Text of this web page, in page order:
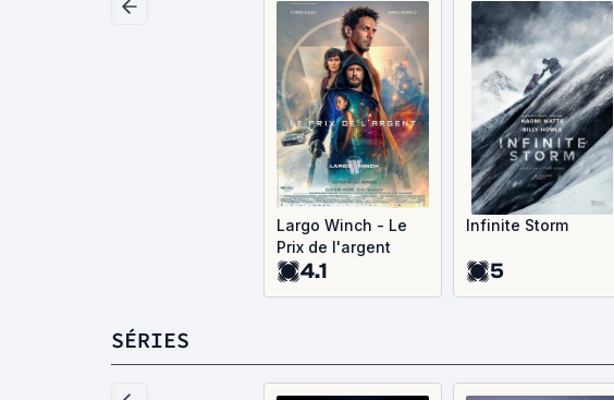
Largo Winch - Le
Prix de l'argent
4.1
Infinite Storm
5
SÉRIES